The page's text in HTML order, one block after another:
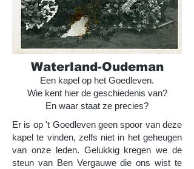
Waterland-Oudeman
Een kapel op het Goedleven.
Wie kent hier de geschiedenis van?
En waar staat ze precies?
Er is op 't Goedleven geen spoor van deze
kapel te vinden, zelfs niet in het geheugen
van onze leden. Gelukkig kregen we de
steun van Ben Vergauwe die ons wist te